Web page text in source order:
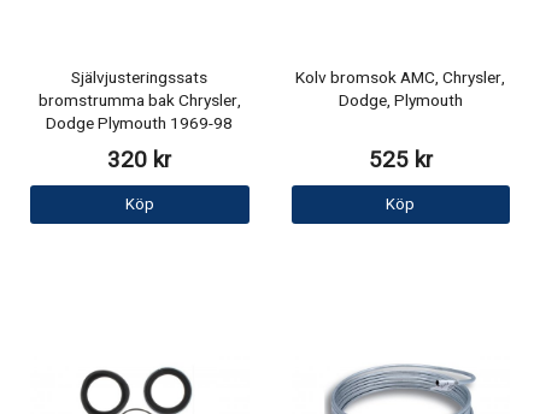
Självjusteringssats
bromstrumma bak Chrysler,
Dodge Plymouth 1969-98
320 kr
Köp
Kolv bromsok AMC, Chrysler,
Dodge, Plymouth
525 kr
Köp